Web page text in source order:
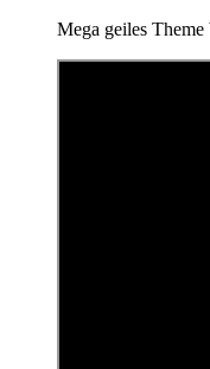
Mega geiles Theme